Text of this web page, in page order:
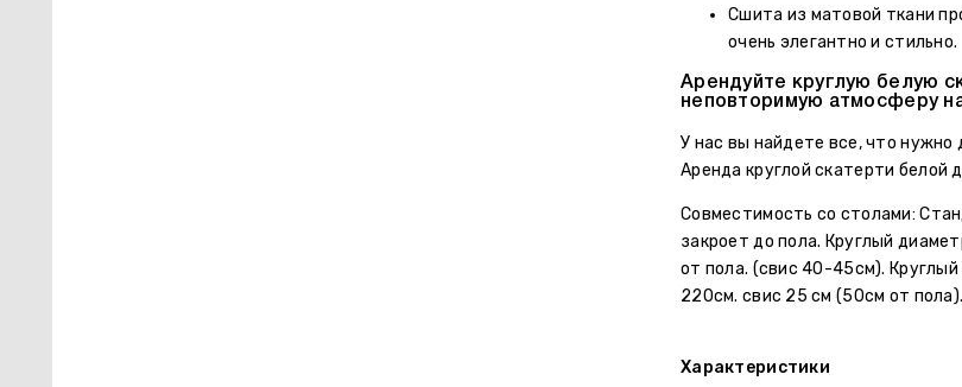
Сшита из матовой ткани
очень элегантно и стильно.
Арендуйте круглую белую
неповторимую атмосферу
У нас вы найдете все, что нужно
Аренда круглой скатерти белой
Совместимость со столами:
закроет до пола. Круглый
от пола. (свис 40-45см).
220см. свис 25 см (50см от пола).
Характеристики